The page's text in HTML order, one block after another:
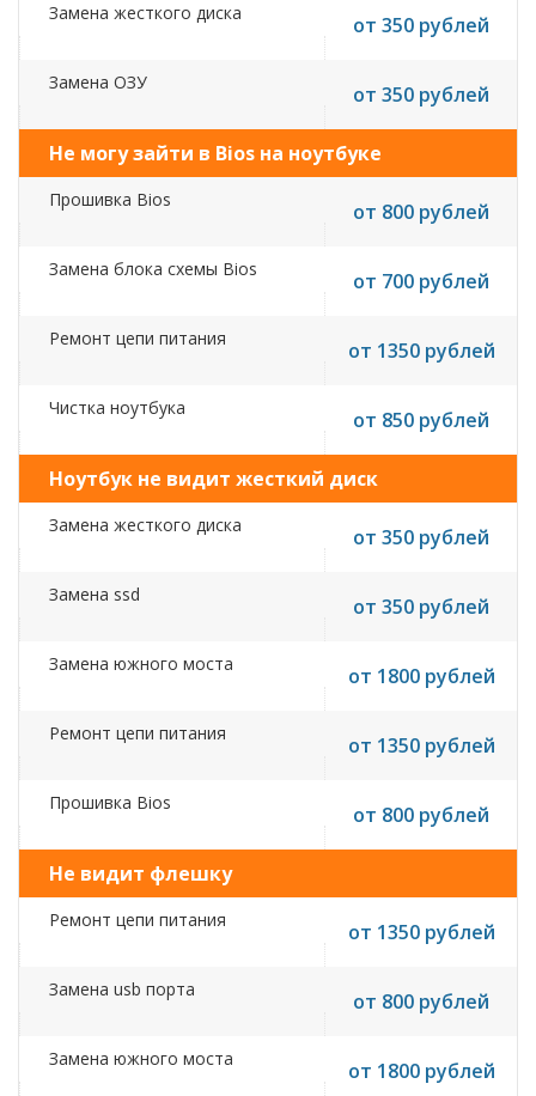
Замена жесткого диска от 350 рублей
Замена ОЗУ от 350 рублей
Не могу зайти в Bios на ноутбуке
Прошивка Bios от 800 рублей
Замена блока схемы Bios от 700 рублей
Ремонт цепи питания от 1350 рублей
Чистка ноутбука от 850 рублей
Ноутбук не видит жесткий диск
Замена жесткого диска от 350 рублей
Замена ssd от 350 рублей
Замена южного моста от 1800 рублей
Ремонт цепи питания от 1350 рублей
Прошивка Bios от 800 рублей
Не видит флешку
Ремонт цепи питания от 1350 рублей
Замена usb порта от 800 рублей
Замена южного моста от 1800 рублей